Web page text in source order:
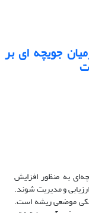
جویچه ای بر
به منظور افزایش
و مدیریت شوند.
موضعی ریشه است.